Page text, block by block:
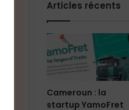
Articles récents
Cameroun : la
startup YamoFret